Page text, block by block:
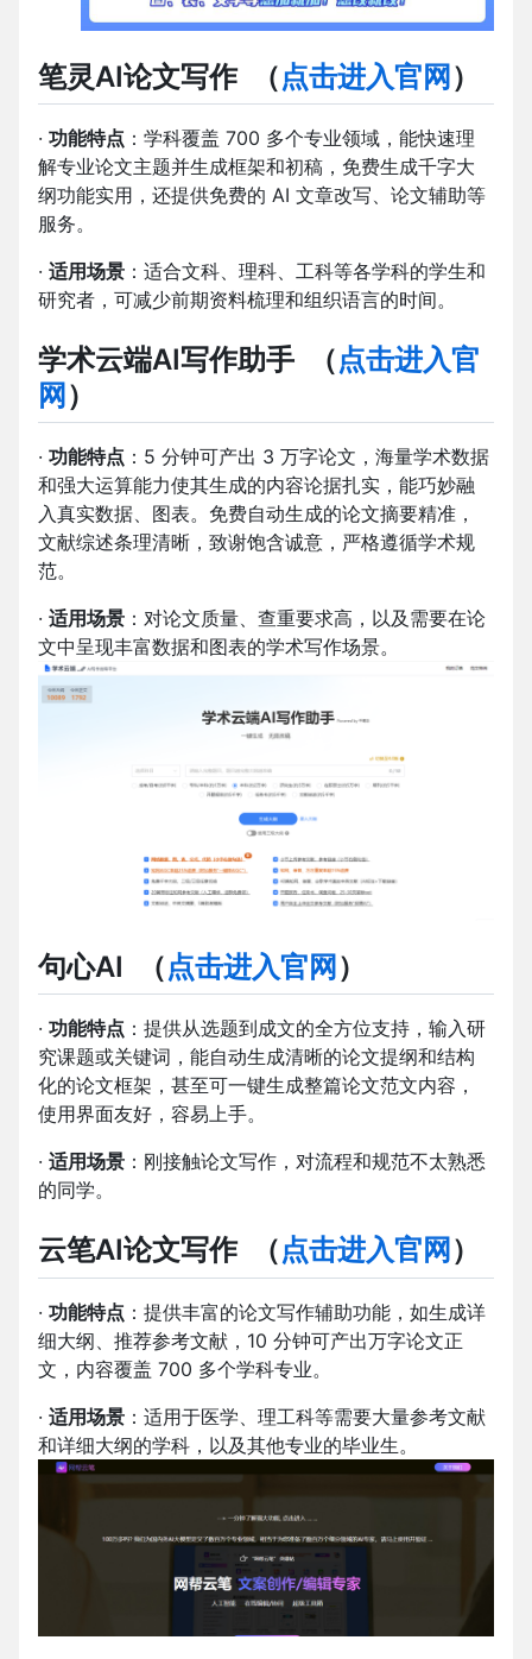
笔灵AI论文写作（点击进入官网 ）
· 功能特点 ：学科覆盖 700 多个专业领域，能快速理
解专业论文主题并生成框架和初稿，免费生成千字大
纲功能实用，还提供免费的 AI 文章改写、论文辅助等
服务。
· 适用场景 ：适合文科、理科、工科等各学科的学生和
研究者，可减少前期资料梳理和组织语言的时间。
学术云端AI写作助手 （点击进入官
网 ）
· 功能特点 ：5 分钟可产出 3 万字论文，海量学术数据
和强大运算能力使其生成的内容论据扎实，能巧妙融
入真实数据、图表。免费自动生成的论文摘要精准，
文献综述条理清晰，致谢饱含诚意，严格遵循学术规
范。
· 适用场景 ：对论文质量、查重要求高，以及需要在论
文中呈现丰富数据和图表的学术写作场景。
句心AI （点击进入官网 ）
· 功能特点 ：提供从选题到成文的全方位支持，输入研
究课题或关键词，能自动生成清晰的论文提纲和结构
化的论文框架，甚至可一键生成整篇论文范文内容，
使用界面友好，容易上手。
· 适用场景 ：刚接触论文写作，对流程和规范不太熟悉
的同学。
云笔AI论文写作（点击进入官网 ）
· 功能特点 ：提供丰富的论文写作辅助功能，如生成详
细大纲、推荐参考文献，10 分钟可产出万字论文正
文，内容覆盖 700 多个学科专业。
· 适用场景 ：适用于医学、理工科等需要大量参考文献
和详细大纲的学科，以及其他专业的毕业生。